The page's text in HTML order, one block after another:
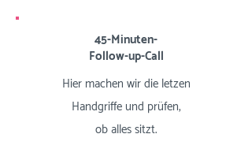
45-Minuten-
Follow-up-Call
Hier machen wir die letzen
Handgriffe und prüfen,
ob alles sitzt.